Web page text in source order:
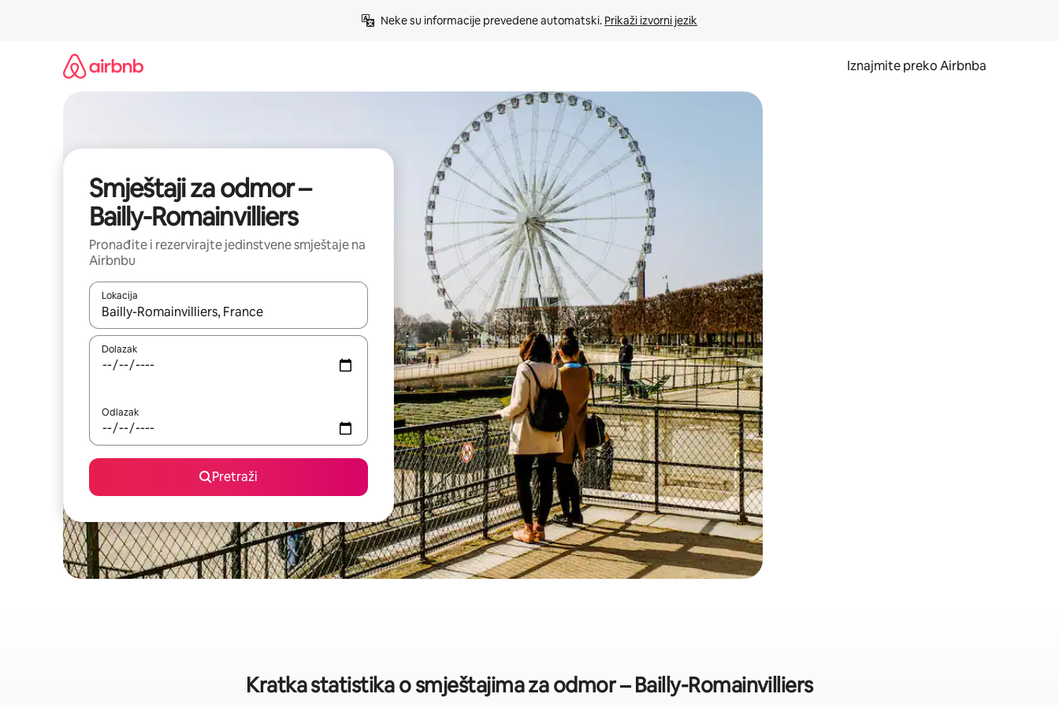
Neke su informacije prevedene automatski. Prikaži izvorni jezik
Iznajmite preko Airbnba
Smještaji za odmor –
Bailly-Romainvilliers
Pronađite i rezervirajte jedinstvene smještaje na
Airbnbu
Lokacija
Kada budu dostupni rezultati, moći ćete ih pregledati koristeći se strelicama prema gore i prema dolje, kao i dodirom ili prelaskom prstom po zaslonu.
Dolazak
Odlazak
Pretraži
Kratka statistika o smještajima za odmor – Bailly-Romainvilliers